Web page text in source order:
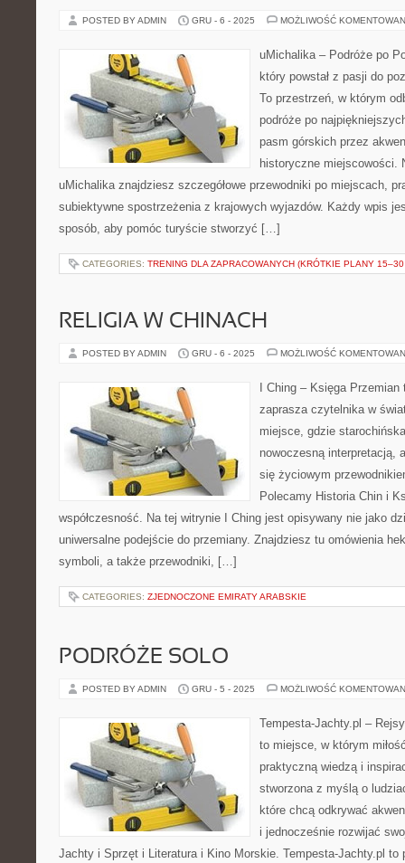
POSTED BY ADMIN GRU - 6 - 2025 MOŻLIWOŚĆ
uMichalika – Podróże po
który powstał z pasji do
To przestrzeń, w którym
podróże po
pasm górskich przez
historyczne miejscowości.
uMichalika znajdziesz szczegółowe przewodniki po miejscach,
subiektywne spostrzeżenia z krajowych wyjazdów. Każdy wpis
sposób, aby pomóc turyście stworzyć […]
CATEGORIES: TRENING DLA ZAPRACOWANYCH (KRÓTKIE PLANY
RELIGIA W CHINACH
POSTED BY ADMIN GRU - 6 - 2025 MOŻLIWOŚĆ
I Ching – Księga
zaprasza czytelnika w
miejsce, gdzie
nowoczesną interpretacją,
się życiowym
Polecamy Historia Chin i
współczesność. Na tej witrynie I Ching jest opisywany nie jako
uniwersalne podejście do przemiany. Znajdziesz tu omówienia
symboli, a także przewodniki, […]
CATEGORIES: ZJEDNOCZONE EMIRATY ARABSKIE
PODRÓŻE SOLO
POSTED BY ADMIN GRU - 5 - 2025 MOŻLIWOŚĆ
Tempesta-Jachty.pl –
to miejsce, w którym
praktyczną wiedzą i
stworzona z myślą o
które chcą odkrywać
i jednocześnie rozwijać
Jachty i Sprzęt i Literatura i Kino Morskie. Tempesta-Jachty.pl